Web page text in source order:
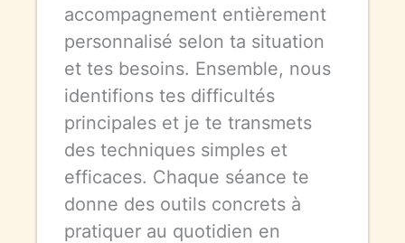
accompagnement entièrement
personnalisé selon ta situation
et tes besoins. Ensemble, nous
identifions tes difficultés
principales et je te transmets
des techniques simples et
efficaces. Chaque séance te
donne des outils concrets à
pratiquer au quotidien en